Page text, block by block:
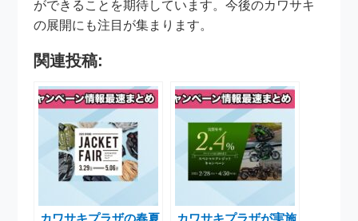
ができることを期待しています。今後のカワサキ
の展開にも注目が集まります。
関連投稿: